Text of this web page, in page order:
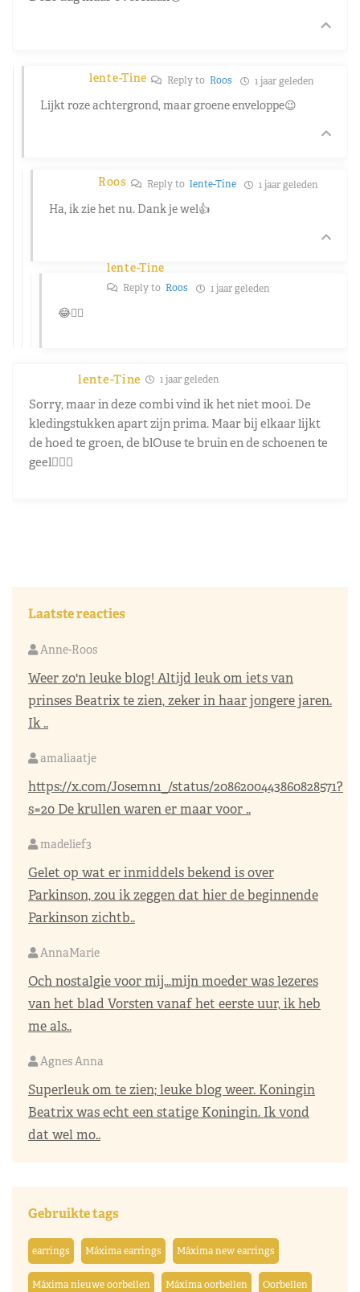
lente-Tine Reply to Roos 1 jaar geleden
Lijkt roze achtergrond, maar groene enveloppe😉
Roos Reply to lente-Tine 1 jaar geleden
Ha, ik zie het nu. Dank je wel👍
lente-Tine
Reply to Roos 1 jaar geleden
😂👍🏻
lente-Tine 1 jaar geleden
Sorry, maar in deze combi vind ik het niet mooi. De
kledingstukken apart zijn prima. Maar bij elkaar lijkt
de hoed te groen, de blOuse te bruin en de schoenen te
geel🤷🏻‍♀️
Laatste reacties
Anne-Roos
Weer zo'n leuke blog! Altijd leuk om iets van
prinses Beatrix te zien, zeker in haar jongere jaren.
Ik ..
amaliaatje
https://x.com/Josemn1_/status/2086200443860828571?
s=20 De krullen waren er maar voor ..
madelief3
Gelet op wat er inmiddels bekend is over
Parkinson, zou ik zeggen dat hier de beginnende
Parkinson zichtb..
AnnaMarie
Och nostalgie voor mij…mijn moeder was lezeres
van het blad Vorsten vanaf het eerste uur, ik heb
me als..
Agnes Anna
Superleuk om te zien; leuke blog weer. Koningin
Beatrix was echt een statige Koningin. Ik vond
dat wel mo..
Gebruikte tags
earrings Máxima earrings Máxima new earrings
Máxima nieuwe oorbellen Máxima oorbellen Oorbellen